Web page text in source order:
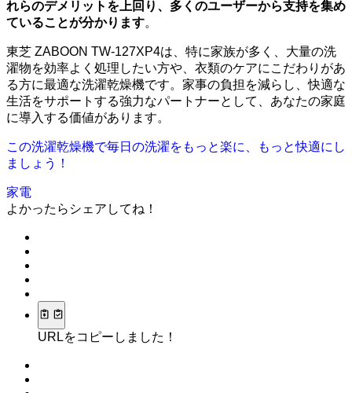
れらのデメリットを上回り、多くのユーザーから支持を集め
ていることが分かります。
東芝 ZABOON TW-127XP4は、特に家族が多く、大量の洗
濯物を効率よく処理したい方や、衣類のケアにこだわりがあ
る方に最適な洗濯乾燥機です。家事の負担を減らし、快適な
生活をサポートする強力なパートナーとして、あなたの家庭
に導入する価値があります。
この洗濯乾燥機で毎日の洗濯をもっと楽に、もっと快適にし
ましょう！
家電
よかったらシェアしてね！
URLをコピーしました！